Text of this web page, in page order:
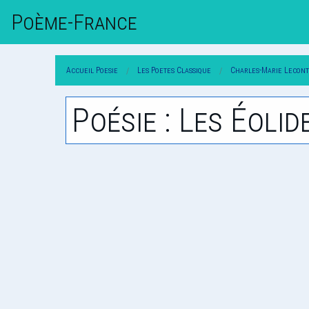
Poème-FrAnce
Accueil Poesie Les Poetes Classique Charles-Marie
Poésie : Les